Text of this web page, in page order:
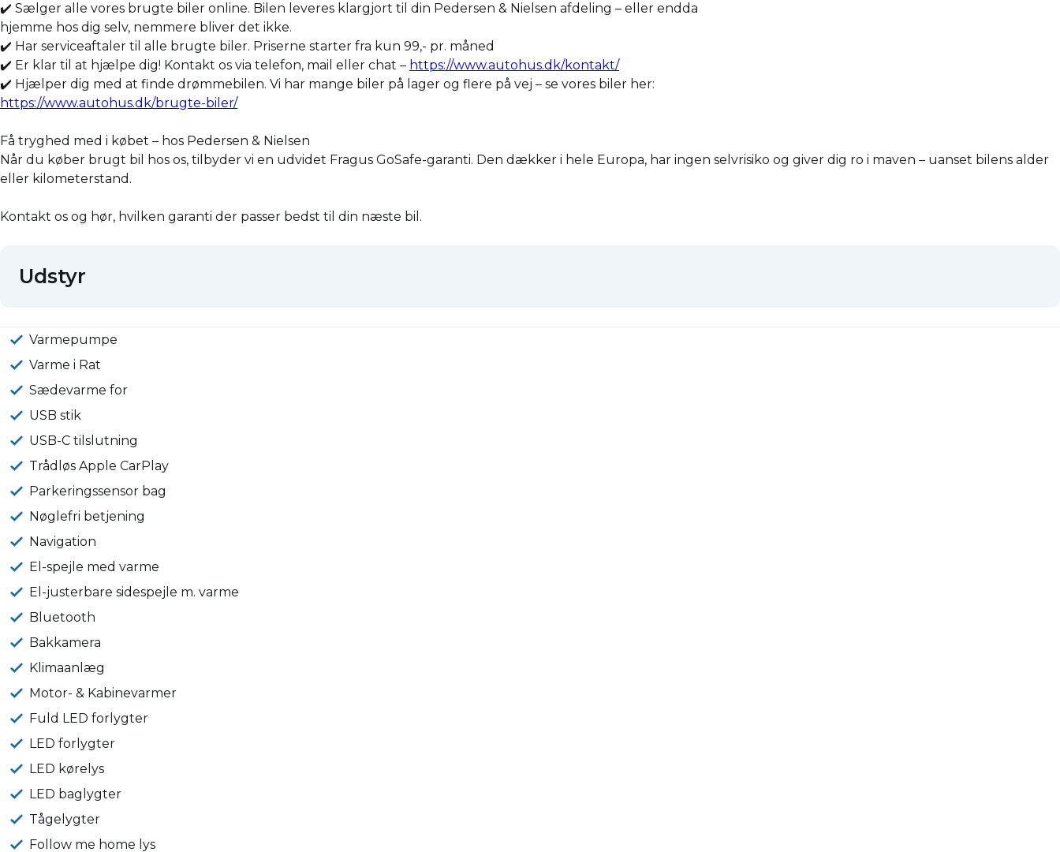
✔️ Sælger alle vores brugte biler online. Bilen leveres klargjort til din Pedersen & Nielsen afdeling – eller endda
hjemme hos dig selv, nemmere bliver det ikke.
✔️ Har serviceaftaler til alle brugte biler. Priserne starter fra kun 99,- pr. måned
✔️ Er klar til at hjælpe dig! Kontakt os via telefon, mail eller chat – https://www.autohus.dk/kontakt/
✔️ Hjælper dig med at finde drømmebilen. Vi har mange biler på lager og flere på vej – se vores biler her:
https://www.autohus.dk/brugte-biler/
Få tryghed med i købet – hos Pedersen & Nielsen
Når du køber brugt bil hos os, tilbyder vi en udvidet Fragus GoSafe-garanti. Den dækker i hele Europa, har ingen selvrisiko og giver dig ro i maven – uanset bilens alder
eller kilometerstand.
Kontakt os og hør, hvilken garanti der passer bedst til din næste bil.
Udstyr
Varmepumpe
Varme i Rat
Sædevarme for
USB stik
USB-C tilslutning
Trådløs Apple CarPlay
Parkeringssensor bag
Nøglefri betjening
Navigation
El-spejle med varme
El-justerbare sidespejle m. varme
Bluetooth
Bakkamera
Klimaanlæg
Motor- & Kabinevarmer
Fuld LED forlygter
LED forlygter
LED kørelys
LED baglygter
Tågelygter
Follow me home lys